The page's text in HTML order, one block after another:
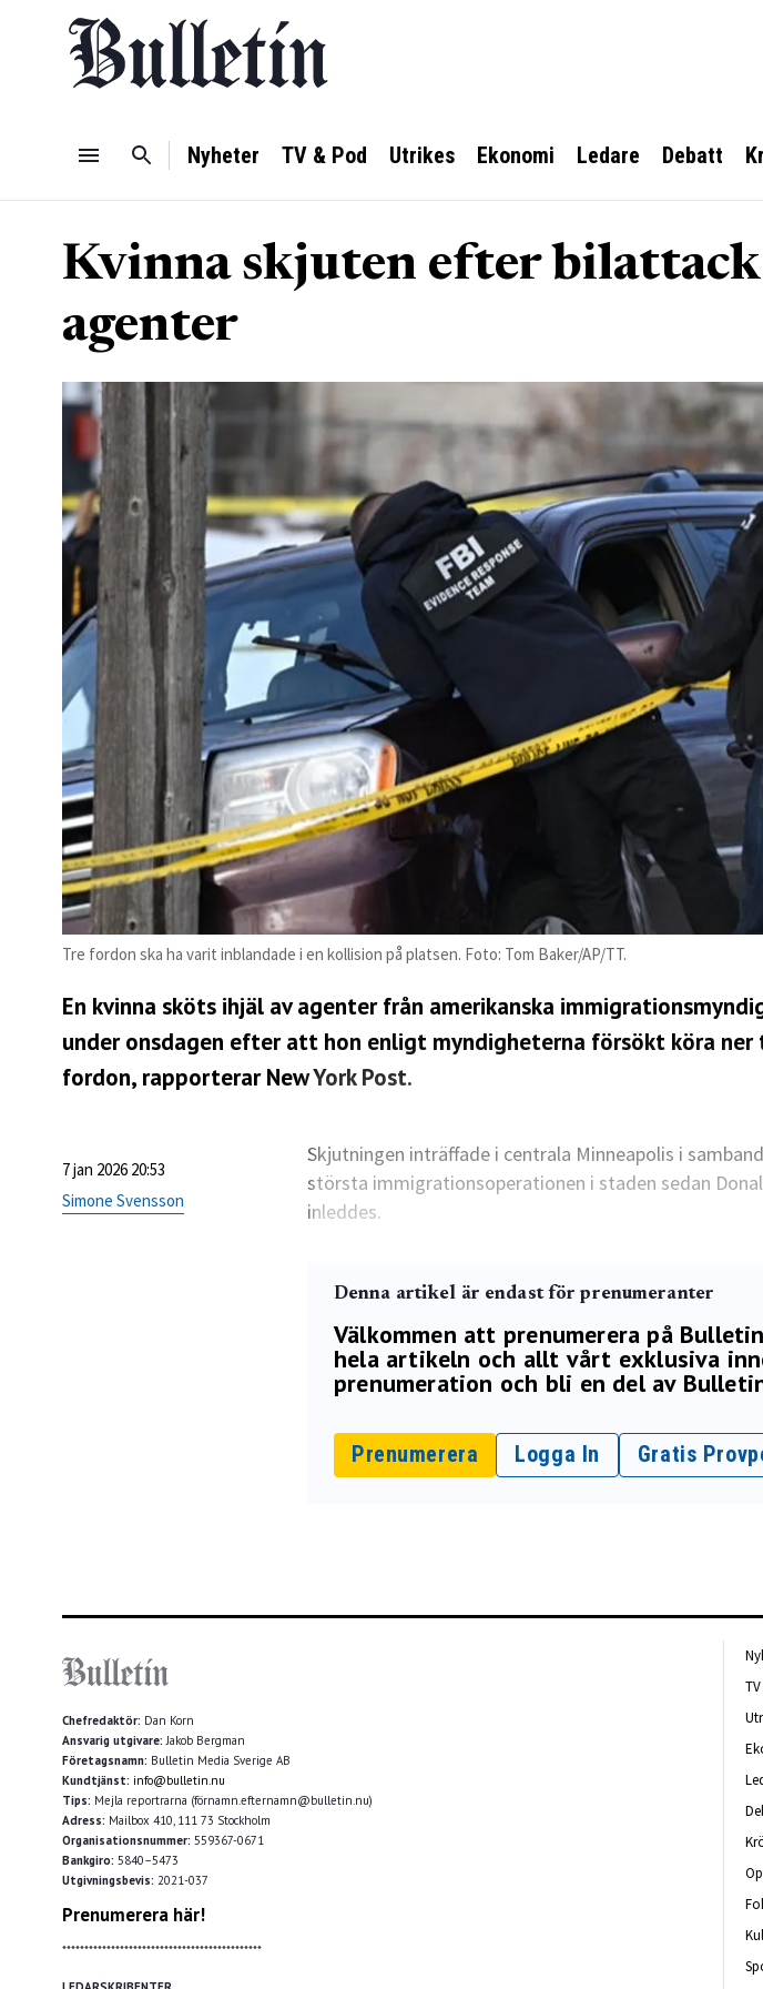
Nyheter TV & Pod Utrikes Ekonomi Ledare Debatt
Kvinna skjuten efter
agenter
Tre fordon ska ha varit inblandade i en kollision på platsen. Foto: Tom Baker/AP/TT.
En kvinna sköts ihjäl av agenter från amerikanska
under onsdagen efter att hon enligt myndigheterna försökt köra
fordon, rapporterarNew York Post.
7 jan 2026 20:53
Simone Svensson
Skjutningen inträffade i centrala Minneapolis i
största immigrationsoperationen i staden sedan
inleddes.
Denna artikel är endast för prenumeranter
Välkommen att prenumerera på
hela artikeln och allt vårt exklusiva
prenumeration och bli en del av
Prenumerera Logga In Gratis
Chefredaktör: Dan Korn
Ansvarig utgivare: Jakob Bergman
Företagsnamn: Bulletin Media Sverige AB
Kundtjänst: info@bulletin.nu
Tips: Mejla reportrarna (förnamn.efternamn@bulletin.nu)
Adress: Mailbox 410, 111 73 Stockholm
Organisationsnummer: 559367-0671
Bankgiro: 5840–5473
Utgivningsbevis: 2021-037
Prenumerera här!
*********************************************